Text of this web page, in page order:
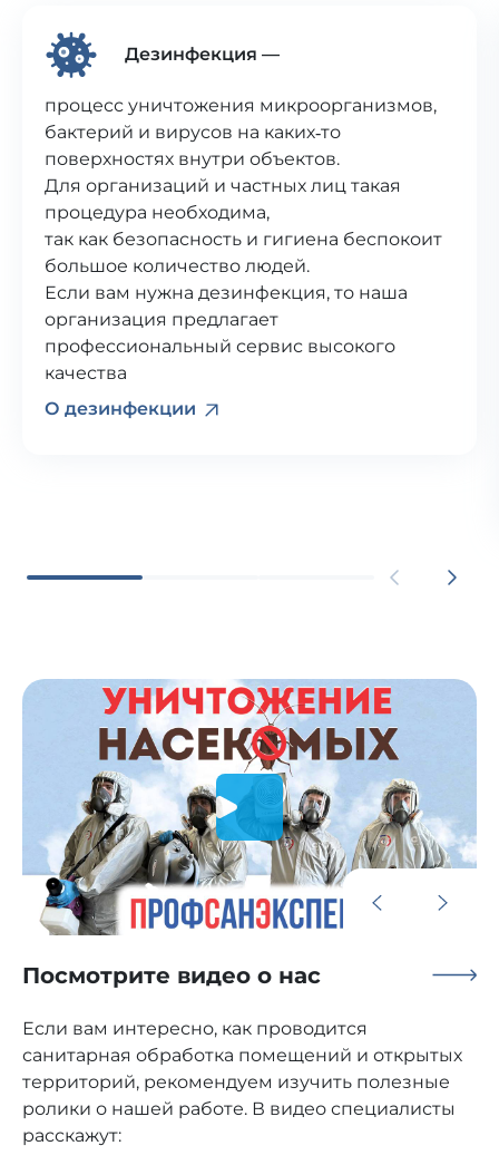
Дезинфекция —
процесс уничтожения микроорганизмов,
бактерий и вирусов на каких‑то
поверхностях внутри объектов.
Для организаций и частных лиц такая
процедура необходима,
так как безопасность и гигиена беспокоит
большое количество людей.
Если вам нужна дезинфекция, то наша
организация предлагает
профессиональный сервис высокого
качества
О дезинфекции
Посмотрите видео о нас
Если вам интересно, как проводится
санитарная обработка помещений и открытых
территорий, рекомендуем изучить полезные
ролики о нашей работе. В видео специалисты
расскажут: